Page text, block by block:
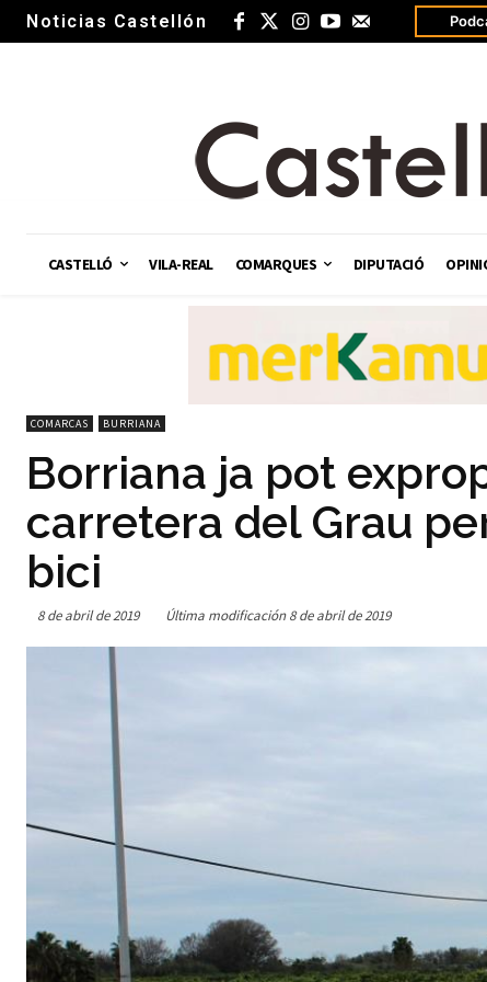
Noticias Castellón
CASTELLÓ VILA-REAL COMARQUES DIPUTACIÓ
COMARCAS BURRIANA
Borriana ja pot
carretera del Grau
bici
8 de abril de 2019 Última modificación 8 de abril de 2019